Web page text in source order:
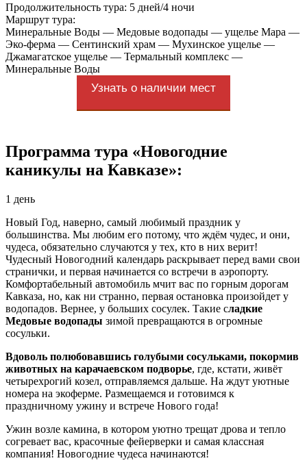
Продолжительность тура: 5 дней/4 ночи
Маршрут тура:
Минеральные Воды — Медовые водопады — ущелье Мара —
Эко-ферма — Сентинский храм — Мухинское ущелье —
Джамагатское ущелье — Термальный комплекс —
Минеральные Воды
Узнать о наличии мест
Программа тура «Новогодние
каникулы на Кавказе»:
1 день
Новый Год, наверно, самый любимый праздник у
большинства. Мы любим его потому, что ждём чудес, и они,
чудеса, обязательно случаются у тех, кто в них верит!
Чудесный Новогодний календарь раскрывает перед вами свои
странички, и первая начинается со встречи в аэропорту.
Комфортабельный автомобиль мчит вас по горным дорогам
Кавказа, но, как ни странно, первая остановка произойдет у
водопадов. Вернее, у больших сосулек. Такие сладкие
Медовые водопады зимой превращаются в огромные
сосульки.
Вдоволь полюбовавшись голубыми сосульками, покормив
животных на карачаевском подворье, где, кстати, живёт
четырехрогий козел, отправляемся дальше. На ждут уютные
номера на экоферме. Размещаемся и готовимся к
праздничному ужину и встрече Нового года!
Ужин возле камина, в котором уютно трещат дрова и тепло
согревает вас, красочные фейерверки и самая классная
компания! Новогодние чудеса начинаются!